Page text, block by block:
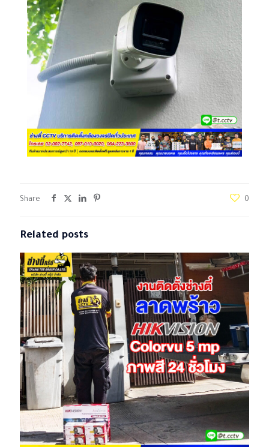
Share 0
Related posts